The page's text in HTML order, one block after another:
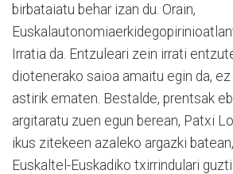
birbataiatu behar izan du. Orain,
Irratia da. Entzuleari zein irrati
diotenerako saioa amaitu egin da,
astirik ematen. Bestalde, prentsak
argitaratu zuen egun berean, Patxi
ikus zitekeen azaleko argazki
Euskaltel-Euskadiko txirrindulari